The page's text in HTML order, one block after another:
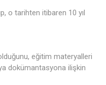
o tarihten itibaren 10 yıl
eğitim materyalleri
dokümantasyona ilişkin